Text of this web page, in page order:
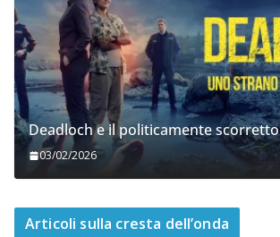
Deadloch e il politicamente scorretto
03/02/2026
Articoli sulla cresta dell’onda